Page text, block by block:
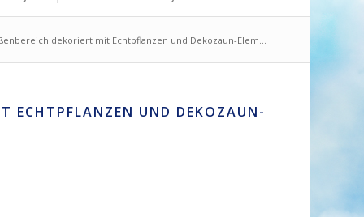
dekoriert mit Echtpflanzen und Dekozaun-Elem...
ECHTPFLANZEN UND DEKOZAUN-E